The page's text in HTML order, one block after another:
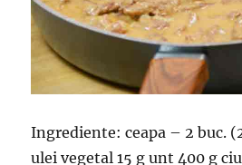
Ingrediente: ceapa – 2 buc.
ulei vegetal 15 g unt 400 g